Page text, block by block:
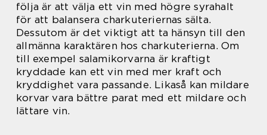
följa är att välja ett vin med högre syrahalt
för att balansera charkuteriernas sälta.
Dessutom är det viktigt att ta hänsyn till den
allmänna karaktären hos charkuterierna. Om
till exempel salamikorvarna är kraftigt
kryddade kan ett vin med mer kraft och
kryddighet vara passande. Likaså kan mildare
korvar vara bättre parat med ett mildare och
lättare vin.